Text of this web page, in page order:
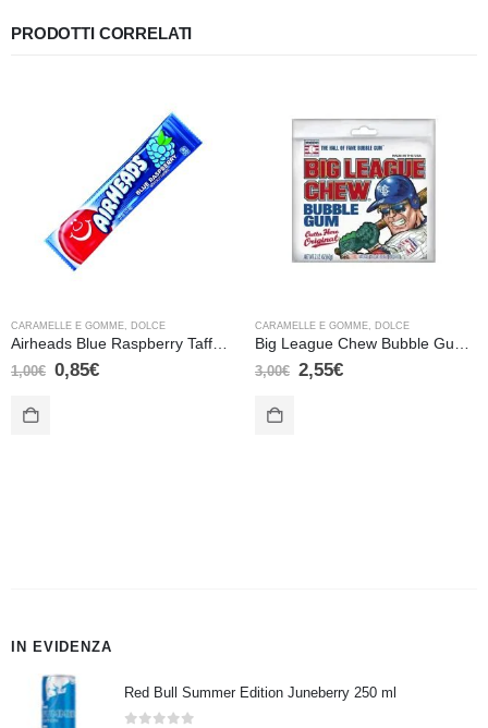
PRODOTTI CORRELATI
CARAMELLE E GOMME, DOLCE
Airheads Blue Raspberry Taffy Candy – 15,6 gr
1,00€ 0,85€
CARAMELLE E GOMME, DOLCE
Big League Chew Bubble Gum Original – 60 gr
3,00€ 2,55€
IN EVIDENZA
Red Bull Summer Edition Juneberry 250 ml